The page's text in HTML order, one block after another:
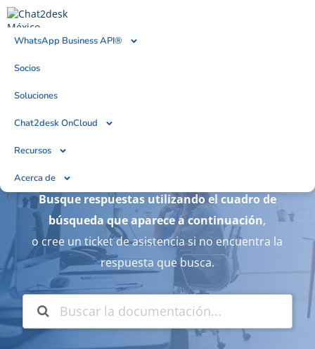
WhatsApp Business API®
Socios
Soluciones
Chat2desk OnCloud
Recursos
Acerca de
¿En qué podemos
ayudarle?
Bienvenido a nuestro portal de asistencia.
Busque respuestas utilizando el cuadro de
búsqueda que aparece a continuación,
o cree un ticket de asistencia si no encuentra la
respuesta que busca.